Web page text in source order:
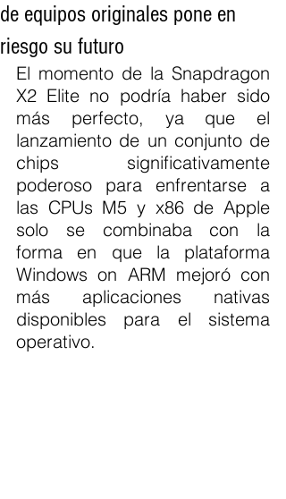
de equipos originales pone en
riesgo su futuro
El momento de la Snapdragon
X2 Elite no podría haber sido
más perfecto, ya que el
lanzamiento de un conjunto de
chips significativamente
poderoso para enfrentarse a
las CPUs M5 y x86 de Apple
solo se combinaba con la
forma en que la plataforma
Windows on ARM mejoró con
más aplicaciones nativas
disponibles para el sistema
operativo.